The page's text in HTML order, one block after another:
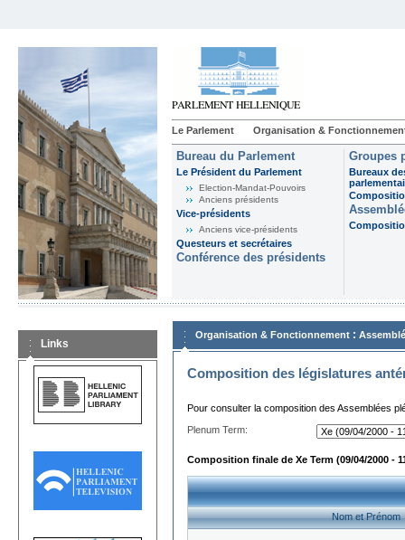
Le Parlement Organisation &
Bureau du Parlement
Le Président du Parlement
Election-Mandat-Pouvoirs
Anciens présidents
Vice-présidents
Anciens vice-présidents
Questeurs et secrétaires
Conférence des présidents
Groupes
Bureaux
Links
Organisation & Fonctionnement :
Composition des législatures
Pour consulter la composition des Assemblées
Plenum Term:
Composition finale de Xe Term (09/04/2000 -
Nom et Prénom